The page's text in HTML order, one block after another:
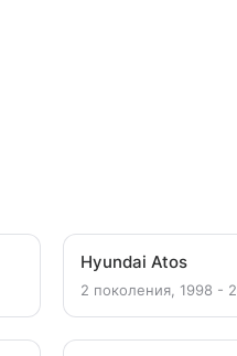
Hyundai Atos
2 поколения, 1998 -